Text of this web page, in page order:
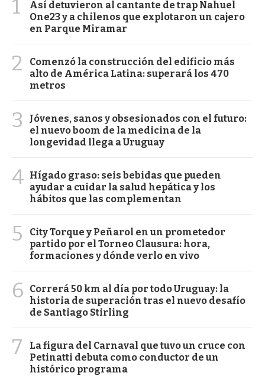
1
Así detuvieron al cantante de trap Nahuel
One23 y a chilenos que explotaron un cajero
en Parque Miramar
2
Comenzó la construcción del edificio más
alto de América Latina: superará los 470
metros
3
Jóvenes, sanos y obsesionados con el futuro:
el nuevo boom de la medicina de la
longevidad llega a Uruguay
4 Hígado graso: seis bebidas que pueden
ayudar a cuidar la salud hepática y los
hábitos que las complementan
5
City Torque y Peñarol en un prometedor
partido por el Torneo Clausura: hora,
formaciones y dónde verlo en vivo
6
Correrá 50 km al día por todo Uruguay: la
historia de superación tras el nuevo desafío
de Santiago Stirling
7
La figura del Carnaval que tuvo un cruce con
Petinatti debuta como conductor de un
histórico programa